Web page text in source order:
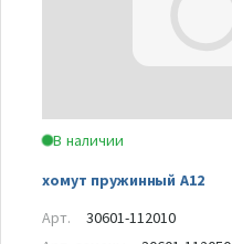
В наличии
хомут пружинный А12
Арт.
30601-112010